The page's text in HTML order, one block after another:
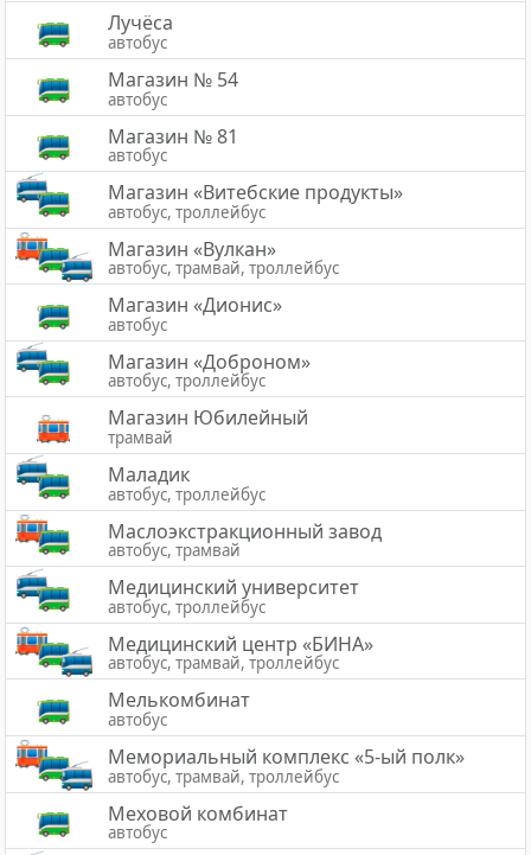
Лучёса
автобус
Магазин № 54
автобус
Магазин № 81
автобус
Магазин «Витебские продукты»
автобус, троллейбус
Магазин «Вулкан»
автобус, трамвай, троллейбус
Магазин «Дионис»
автобус
Магазин «Доброном»
автобус, троллейбус
Магазин Юбилейный
трамвай
Маладик
автобус, троллейбус
Маслоэкстракционный завод
автобус, трамвай
Медицинский университет
автобус, троллейбус
Медицинский центр «БИНА»
автобус, трамвай, троллейбус
Мелькомбинат
автобус
Мемориальный комплекс «5-ый полк»
автобус, трамвай, троллейбус
Меховой комбинат
автобус